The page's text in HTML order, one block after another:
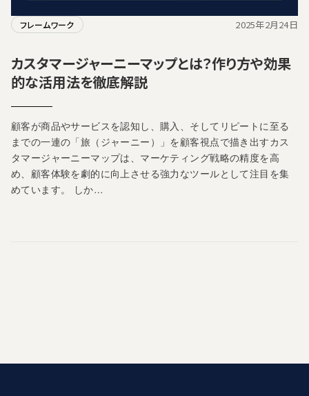
フレームワーク 2025年2月24日
カスタマージャーニーマップとは？作り方や効果
的な活用法を徹底解説
顧客が商品やサービスを認知し、購入、そしてリピートに至る
までの一連の「旅（ジャーニー）」を顧客視点で描き出すカス
タマージャーニーマップは、マーケティング戦略の精度を高
め、顧客体験を劇的に向上させる強力なツールとして注目を集
めています。 しか…